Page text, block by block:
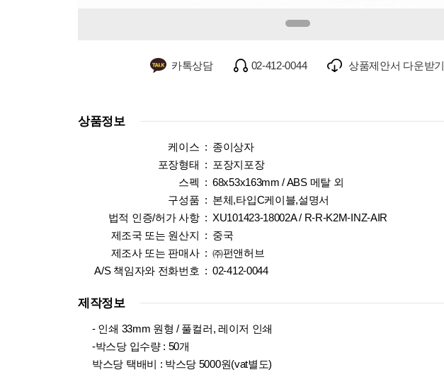
카톡상담 02-412-0044 상품제안서 다운받기
상품정보
케이스 : 종이상자
포장형태 : 포장지포장
스펙 : 68x53x163mm / ABS 메탈 외
구성품 : 본체,타입C케이블,설명서
법적 인증/허가 사항 : XU101423-18002A / R-R-K2M-INZ-AIR
제조국 또는 원산지 : 중국
제조사 또는 판매사 : ㈜펀앤허브
A/S 책임자와 전화번호 : 02-412-0044
제작정보
- 인쇄 33mm 원형 / 풀컬러, 레이저 인쇄
-박스당 입수량 : 50개
박스당 택배비 : 박스당 5000원(vat별도)